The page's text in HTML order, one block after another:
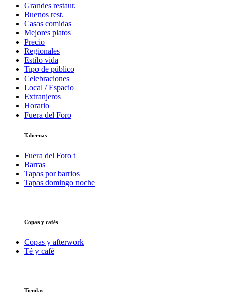
Grandes restaur.
Buenos rest.
Casas comidas
Mejores platos
Precio
Regionales
Estilo vida
Tipo de público
Celebraciones
Local / Espacio
Extranjeros
Horario
Fuera del Foro
Tabernas
Fuera del Foro t
Barras
Tapas por barrios
Tapas domingo noche
Copas y cafés
Copas y afterwork
Té y café
Tiendas